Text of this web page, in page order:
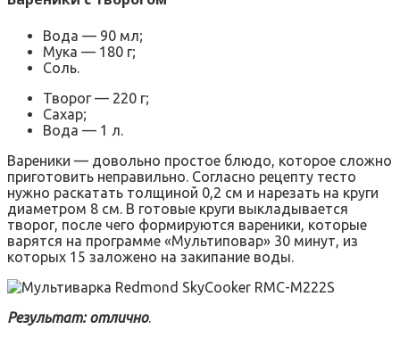
Вода — 90 мл;
Мука — 180 г;
Соль.
Творог — 220 г;
Сахар;
Вода — 1 л.
Вареники — довольно простое блюдо, которое сложно
приготовить неправильно. Согласно рецепту тесто
нужно раскатать толщиной 0,2 см и нарезать на круги
диаметром 8 см. В готовые круги выкладывается
творог, после чего формируются вареники, которые
варятся на программе «Мультиповар» 30 минут, из
которых 15 заложено на закипание воды.
Результат: отлично.